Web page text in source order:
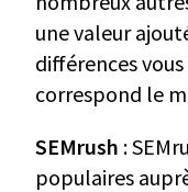
une valeur
différences
correspond le
SEMrush :
populaires